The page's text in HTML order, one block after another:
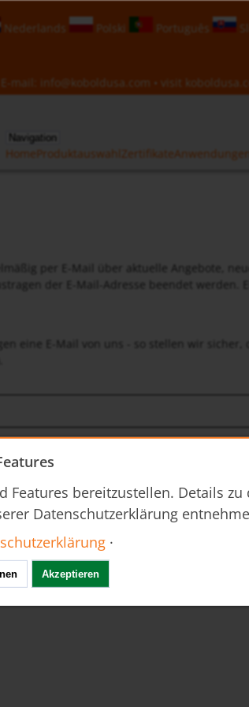
Nederlands Polski Português
E-mail: info@koboldusa.com • visit
Navigation
HomeProduktauswahl ZertifikateAnwendungen
per E-Mail über aktuelle Angebote,
der E-Mail-Adresse beendet werden.
eine E-Mail von uns - so stellen wir sicher,
gelesen
zum Zwecke des Newsletterversandes
Features bereitzustellen. Details zu
Datenschutzerklärung
·
Akzeptieren